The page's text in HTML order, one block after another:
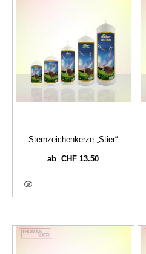
Sternzeichenkerze „Stier“
abCHF 13.50